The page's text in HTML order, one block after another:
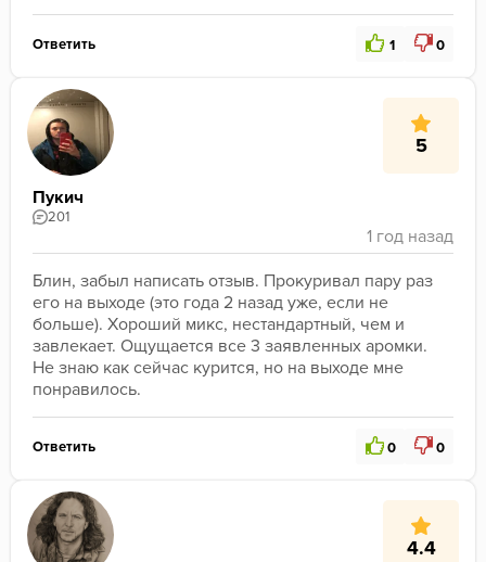
Ответить 1 0
5
Пукич
201
Блин, забыл написать отзыв. Прокуривал пару раз
его на выходе (это года 2 назад уже, если не
больше). Хороший микс, нестандартный, чем и
завлекает. Ощущается все 3 заявленных аромки.
Не знаю как сейчас курится, но на выходе мне
понравилось.
Ответить 0 0
4.4